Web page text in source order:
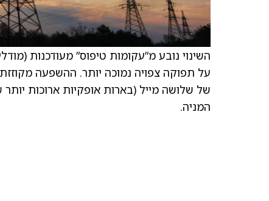
השינוי נובע מ”עקומות טיפוס” מעודכנות
על תפוקה צפויה נמוכה יותר. ההשפעה
המניה.